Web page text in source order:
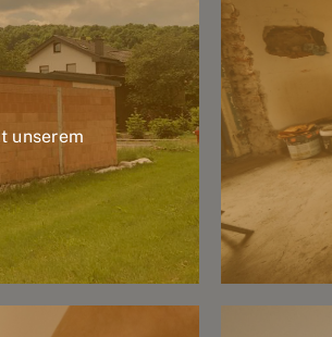
unserem